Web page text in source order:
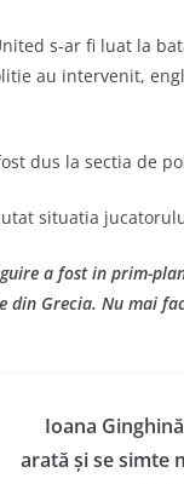
s-ar fi luat la
au intervenit,
dus la sectia de
situatia
a fost in prim-
Grecia. Nu mai
Ioana
arată și se simte